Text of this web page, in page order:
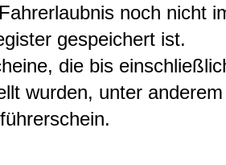
noch nicht
gespeichert ist.
die bis
wurden, unter
.